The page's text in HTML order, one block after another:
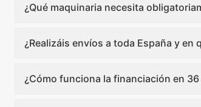
¿Qué maquinaria necesita
¿Realizáis envíos a toda España y en
¿Cómo funciona la financiación en 36